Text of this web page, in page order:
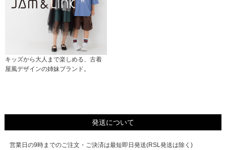
キッズから大人まで楽しめる、古着
屋風デザインの姉妹ブランド。
発送について
営業日の9時までのご注文・ご決済は最短即日発送(RSL発送は除く)